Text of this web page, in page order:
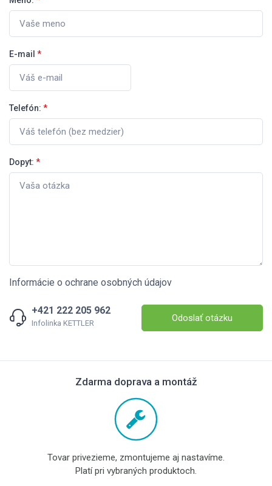
E-mail *
Telefón: *
Dopyt: *
Informácie o ochrane osobných údajov
+421 222 205 962
Infolinka KETTLER Odoslať otázku
Zdarma doprava a montáž
Tovar privezieme, zmontujeme aj nastavíme.
Platí pri vybraných produktoch.